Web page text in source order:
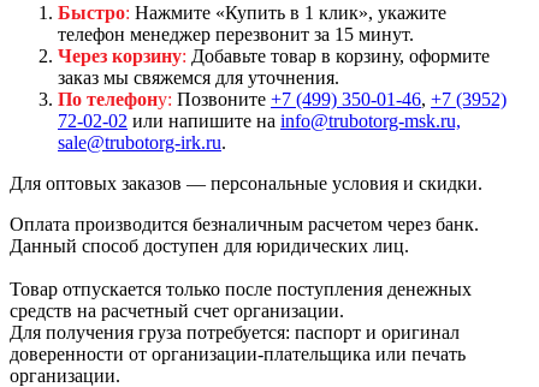
Быстро: Нажмите «Купить в 1 клик», укажите
телефон менеджер перезвонит за 15 минут.
Через корзину: Добавьте товар в корзину, оформите
заказ мы свяжемся для уточнения.
По телефону: Позвоните +7 (499) 350-01-46, +7 (3952)
72-02-02 или напишите на info@trubotorg-msk.ru,
sale@trubotorg-irk.ru.
Для оптовых заказов — персональные условия и скидки.
Оплата производится безналичным расчетом через банк.
Данный способ доступен для юридических лиц.
Товар отпускается только после поступления денежных
средств на расчетный счет организации.
Для получения груза потребуется: паспорт и оригинал
доверенности от организации-плательщика или печать
организации.